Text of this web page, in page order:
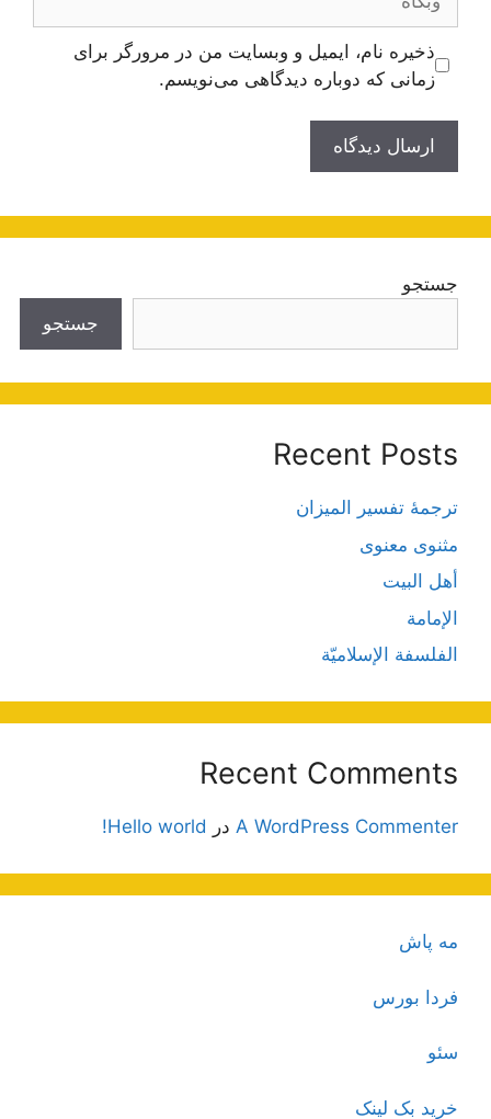
ذخیره نام، ایمیل و وبسایت من در مرورگر برای
زمانی که دوباره دیدگاهی می‌نویسم.
جستجو
جستجو
Recent Posts
ترجمۀ تفسیر المیزان
مثنوی معنوی
أهل البيت
الإمامة
الفلسفة الإسلاميّة
Recent Comments
A WordPress Commenter در Hello world!
مه پاش
فردا بورس
سئو
خرید بک لینک